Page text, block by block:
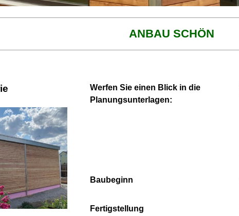
ANBAU SCHÖN
Werfen Sie einen Blick in die
Planungsunterlagen:
Baubeginn
Fertigstellung